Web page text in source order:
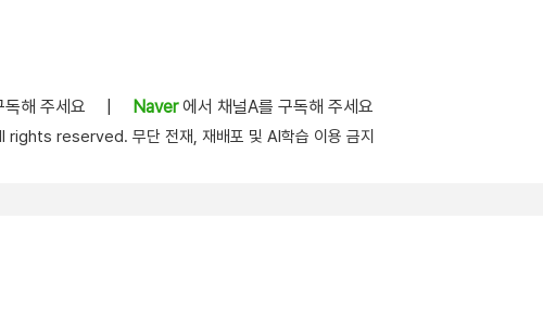
해 주세요 Naver에서 채널A를 구독해 주세요
reserved. 무단 전재, 재배포 및 AI학습 이용 금지